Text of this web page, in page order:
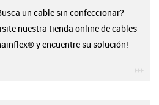
un cable sin confeccionar?
nuestra tienda online de cables
y encuentre su solución!